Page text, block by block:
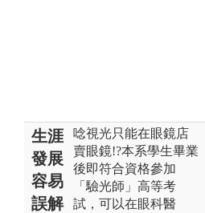
生涯
發展
容易
誤解
唸視光只能在眼鏡店
賣眼鏡!?本系學生畢業
後即符合資格參加
「驗光師」高等考
試，可以在眼科醫